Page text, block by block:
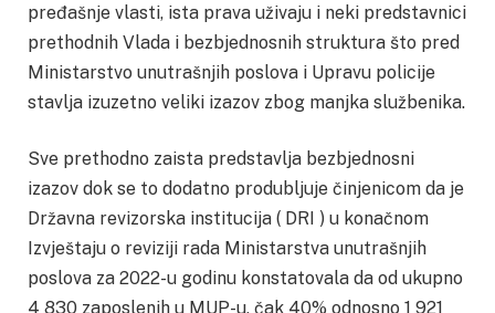
pređašnje vlasti, ista prava uživaju i neki predstavnici
prethodnih Vlada i bezbjednosnih struktura što pred
Ministarstvo unutrašnjih poslova i Upravu policije
stavlja izuzetno veliki izazov zbog manjka službenika.
Sve prethodno zaista predstavlja bezbjednosni
izazov dok se to dodatno produbljuje činjenicom da je
Državna revizorska institucija ( DRI ) u konačnom
Izvještaju o reviziji rada Ministarstva unutrašnjih
poslova za 2022-u godinu konstatovala da od ukupno
4 830 zaposlenih u MUP-u, čak 40% odnosno 1 921